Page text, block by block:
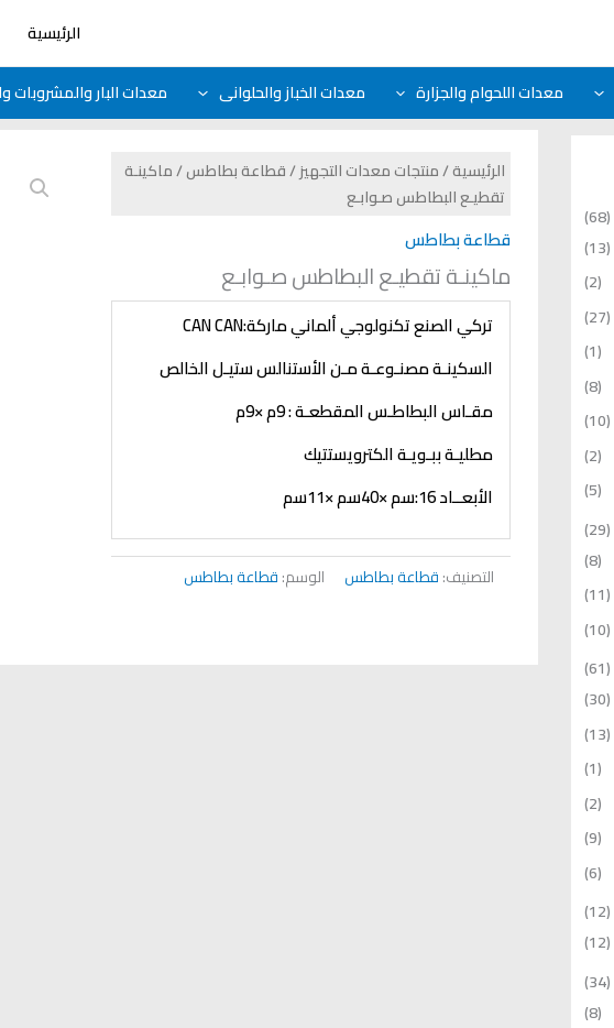
الرئيسية
معدات اللحوام والجزارة معدات الخباز والحلوانى معدات البار والمشروبات
(68)
(13)
(2)
(27)
(1)
(8)
(10)
(2)
(5)
(29)
(8)
(11)
(10)
(61)
(30)
(13)
(1)
(2)
(9)
(6)
(12)
(12)
(34)
(8)
الرئيسية/منتجات معدات التجهيز/قطاعة بطاطس/ ماكينـة
تقطيـع البطاطس صـوابـع
قطاعة بطاطس
ماكينـة تقطيـع البطاطس صـوابـع
تركي الصنع تكنولوجي ألمانيماركة:CAN CAN
السكينـة مصنـوعـة مـن الأستنالس ستيـل الخالص
مقـاس البطاطـس المقطعـة : 9م ×9م
مطليـة ببـويـة الكترويستتيك
الأبعــاد 16:سم ×40سم ×11سم
التصنيف:قطاعة بطاطس الوسم:قطاعة بطاطس